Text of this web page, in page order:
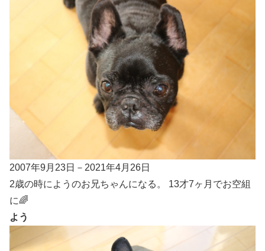
2007年9月23日－2021年4月26日
2歳の時にようのお兄ちゃんになる。 13才7ヶ月でお空組
に🌈
よう